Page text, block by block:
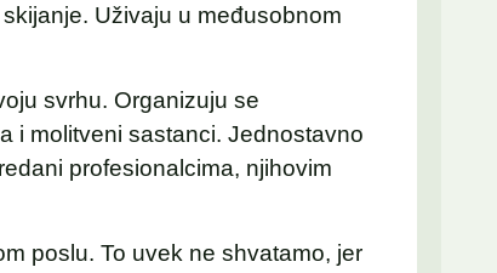
Uživaju u međusobnom
svrhu. Organizuju se
i molitveni sastanci. Jednostavno
profesionalcima, njihovim
poslu. To uvek ne shvatamo, jer